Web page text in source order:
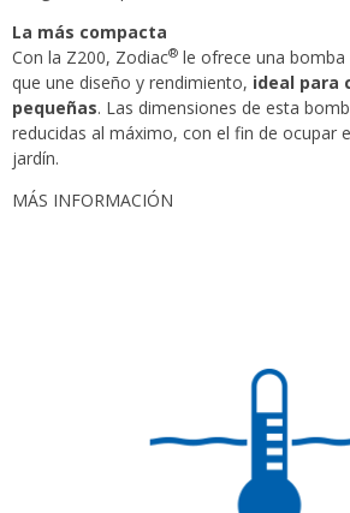
La más compacta
Con la Z200, Zodiac® le ofrece una bomba
que une diseño y rendimiento, ideal para
pequeñas. Las dimensiones de esta
reducidas al máximo, con el fin de ocupar
jardín.
MÁS INFORMACIÓN